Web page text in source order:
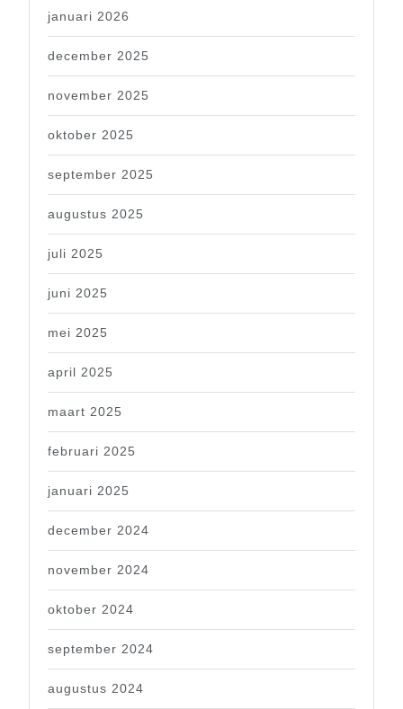
januari 2026
december 2025
november 2025
oktober 2025
september 2025
augustus 2025
juli 2025
juni 2025
mei 2025
april 2025
maart 2025
februari 2025
januari 2025
december 2024
november 2024
oktober 2024
september 2024
augustus 2024